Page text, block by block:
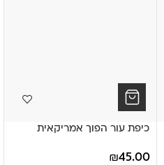
כיפת עור הפוך אמריקאית
45.00
₪